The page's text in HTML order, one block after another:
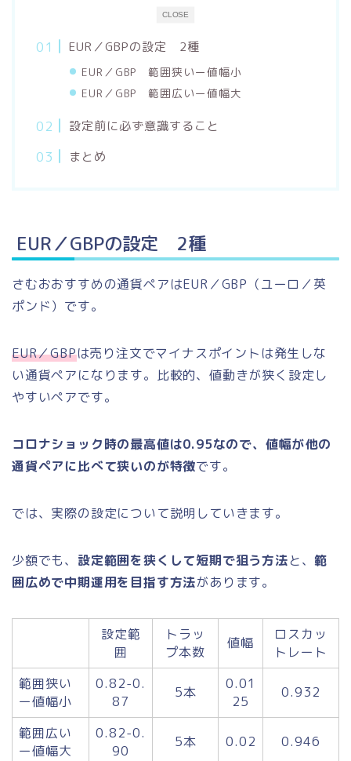
CLOSE
EUR／GBPの設定 2種
EUR／GBP 範囲狭いー値幅小
EUR／GBP 範囲広いー値幅大
設定前に必ず意識すること
まとめ
EUR／GBPの設定 2種
さむおおすすめの通貨ペアはEUR／GBP（ユーロ／英
ポンド）です。
EUR／GBPは売り注文でマイナスポイントは発生しな
い通貨ペアになります。比較的、値動きが狭く設定し
やすいペアです。
コロナショック時の最高値は0.95なので、値幅が他の
通貨ペアに比べて狭いのが特徴です。
では、実際の設定について説明していきます。
少額でも、 設定範囲を狭くして短期で狙う方法と、範
囲広めで中期運用を目指す方法があります。
設定範
囲
トラッ
プ本数
値幅
ロスカッ
トレート
範囲狭い
ー値幅小
0.82-0.
87
5本
0.01
25
0.932
範囲広い
ー値幅大
0.82-0.
90
5本 0.02 0.946